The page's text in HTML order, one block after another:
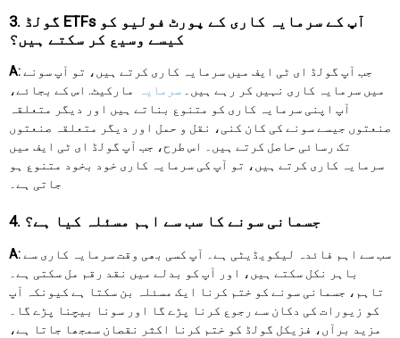
3. گولڈ ETFs آپ کے سرمایہ کاری کے پورٹ فولیو کو
کیسے وسیع کر سکتے ہیں؟
A:
میں سرمایہ کاری نہیں کر رہے ہیں۔ سرمایہ
مارکیٹ. اس کے بجائے،
آپ اپنی سرمایہ کاری کو متنوع بناتے ہیں اور دیگر متعلقہ
صنعتوں جیسے سونے کی کان کنی، نقل و حمل اور دیگر متعلقہ صنعتوں
تک رسائی حاصل کرتے ہیں۔ اس طرح، جب آپ گولڈ ای ٹی ایف میں
سرمایہ کاری کرتے ہیں، تو آپ کی سرمایہ کاری خود بخود متنوع ہو
جاتی ہے۔
4. جسمانی سونے کا سب سے اہم مسئلہ کیا ہے؟
A:
باہر نکل سکتے ہیں، اور آپ کو بدلے میں نقد رقم مل سکتی ہے۔
تاہم، جسمانی سونے کو ختم کرنا ایک مسئلہ بن سکتا ہے کیونکہ آپ
کو زیورات کی دکان سے رجوع کرنا پڑے گا اور سونا بیچنا پڑے گا۔
مزید برآں، فزیکل گولڈ کو ختم کرنا اکثر نقصان سمجھا جاتا ہے،